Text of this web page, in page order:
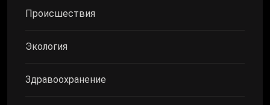
Происшествия
Экология
Здравоохранение